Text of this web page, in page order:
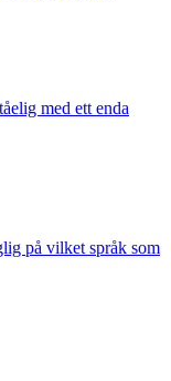
med ett enda
på vilket språk som